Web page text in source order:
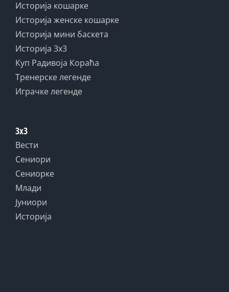
Историја кошарке
Историја женске кошарке
Историја мини баскета
Историја 3x3
Куп Радивоја Кораћа
Тренерске легенде
Играчке легенде
3x3
Вести
Сениори
Сениорке
Млади
Јуниори
Историја